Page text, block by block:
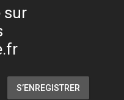
sur
S’ENREGISTRER